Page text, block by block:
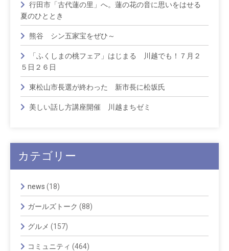
行田市「古代蓮の里」へ。蓮の花の音に思いをはせる
夏のひととき
熊谷 シン五家宝をぜひ～
「ふくしまの桃フェア」はじまる 川越でも！７月２
５日２６日
東松山市長選が終わった 新市長に松坂氏
美しい話し方講座開催 川越まちゼミ
カテゴリー
news (18)
ガールズトーク (88)
グルメ (157)
コミュニティ (464)